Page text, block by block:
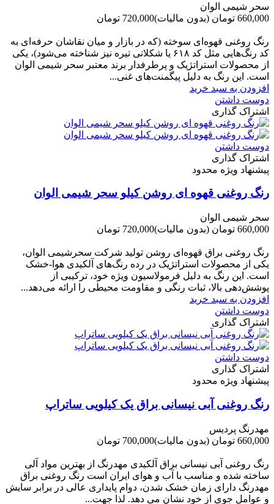
سحر شیمی الوان
660,000 تومان
(بدون مالیات)720,000 تومان
رنگ روغنی قهوه‌ای سوخته (که در بازار و میان نقاشان حرفه‌ای به
کد رنگ‌هایی مثل کد ۶۱۸ یا شکلاتی تیره نیز شناخته می‌شود)، یکی
از محصولات استراتژیک و پرطرفدار برند معتبر سحر شیمی الوان
است. این رنگ به دلیل پیگمنت‌های غنی...
افزودن به سبد خرید
دوست داشتن
اشتراک گذاری
دوست داشتن
اشتراک گذاری
پیشنهاد ویژه محدود
رنگ روغنی قهوه ای روشن کیلو سحر شیمی الوان
سحر شیمی الوان
660,000 تومان
(بدون مالیات)720,000 تومان
رنگ روغنی براق قهوه‌ای روشن تولید شرکت سحرشیمی الوان،
یکی از محصولات استراتژیک در رده رنگ‌های آلکیدی هوا-خشک
است. این رنگ به دلیل فرمولاسیون ویژه خود، ترکیبی از
پوشش‌دهی بالا، ثبات رنگی و مقاومت محیطی را ارائه می‌دهد...
افزودن به سبد خرید
دوست داشتن
اشتراک گذاری
دوست داشتن
اشتراک گذاری
پیشنهاد ویژه محدود
رنگ روغنی آبی نیسانی براق یک کیلویی ساتراپ
مهدرنگ پردیس
660,000 تومان
(بدون مالیات)700,000 تومان
رنگ روغنی آبی نیسانی براق آلکیدی مهدرنگ از بهترین مواد آلی
ساخته شده و مناسب با آب و هوای ایران است رنگ روغنی براق
مهدرنگ دارای زﻣﺎن ﺧﺸﮏ ﺷﺪن، دوام ﭘﺎﯾﺪاری عالی در ﺑﺮاﺑﺮ ﺳﺎﯾﺶ
و ﻋﻮاﻣﻞ ﺟﻮی از ﺧﻮد ﻧﺸﺎن ﻣﯽ دﻫﺪ. ﻟﺬا ﺟﻬﺖ...